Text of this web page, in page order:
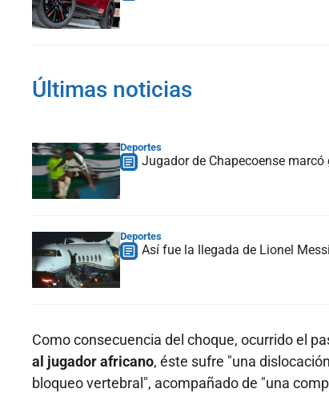
Últimas noticias
Deportes
Jugador de Chapecoense
Deportes
Así fue la llegada de Lionel
Como consecuencia del choque, ocurrido el
al jugador africano, éste sufre "una
bloqueo vertebral", acompañado de "una